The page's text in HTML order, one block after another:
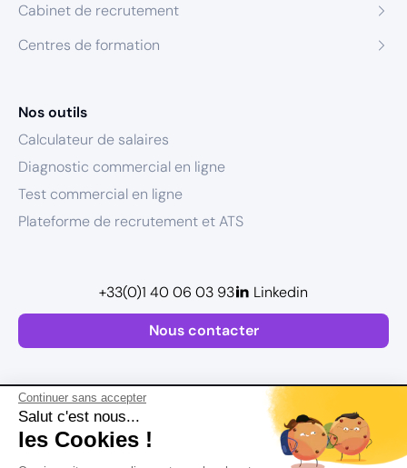
Continuer sans accepter
Salut c'est nous...
les Cookies !
Cabinet de recrutement
Centres de formation
Nos outils
Calculateur de salaires
Diagnostic commercial en ligne
Test commercial en ligne
Plateforme de recrutement et ATS
Nous contacter
+33(0)1 40 06 03 93 Linkedin